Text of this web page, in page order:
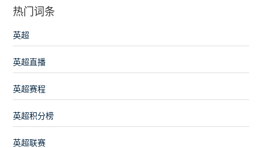
热门词条
英超
英超直播
英超赛程
英超积分榜
英超联赛